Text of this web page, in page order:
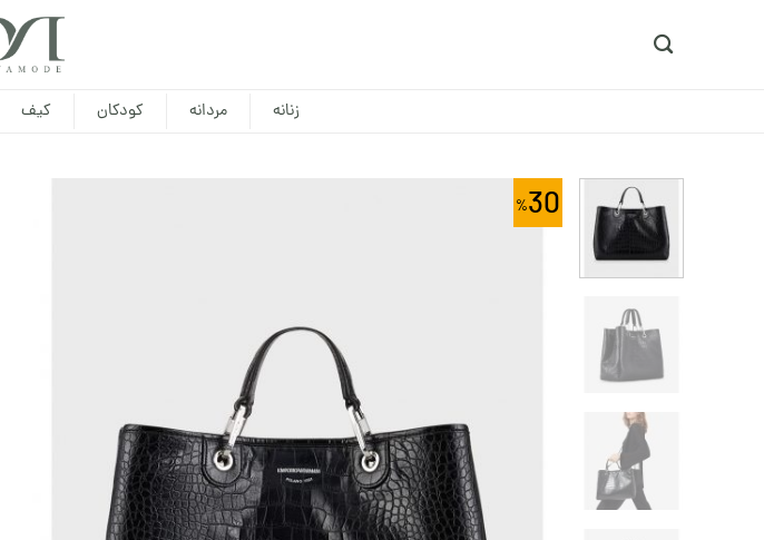
زنانه مردانه کودکان کیف
30